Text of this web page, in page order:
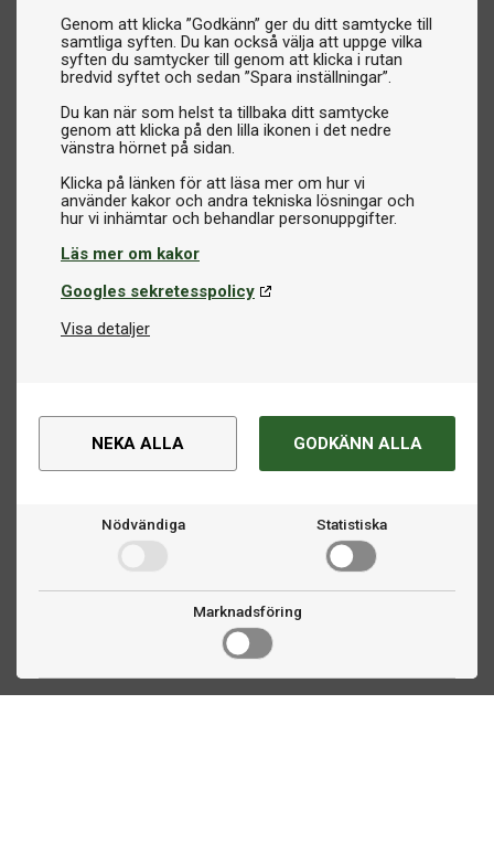
Genom att klicka ”Godkänn” ger du ditt samtycke till
samtliga syften. Du kan också välja att uppge vilka
syften du samtycker till genom att klicka i rutan
bredvid syftet och sedan ”Spara inställningar”.
Du kan när som helst ta tillbaka ditt samtycke
genom att klicka på den lilla ikonen i det nedre
vänstra hörnet på sidan.
Klicka på länken för att läsa mer om hur vi
använder kakor och andra tekniska lösningar och
Läs mer om kakor
Googles sekretesspolicy
Visa detaljer
NEKA ALLA GODKÄNN ALLA
Nödvändiga Statistiska
Marknadsföring